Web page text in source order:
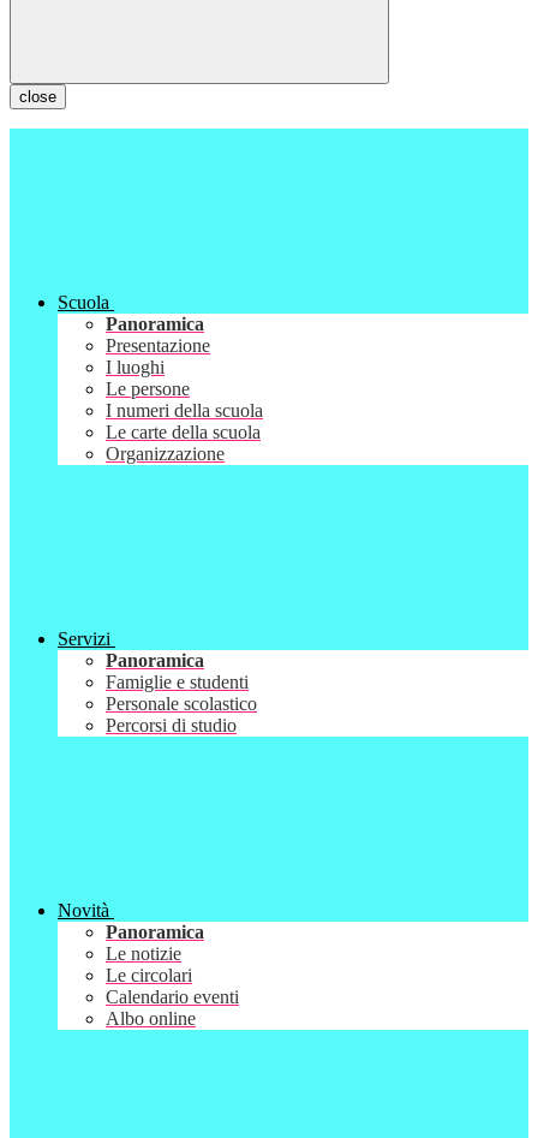
close
Scuola
Panoramica
Presentazione
I luoghi
Le persone
I numeri della scuola
Le carte della scuola
Organizzazione
Servizi
Panoramica
Famiglie e studenti
Personale scolastico
Percorsi di studio
Novità
Panoramica
Le notizie
Le circolari
Calendario eventi
Albo online